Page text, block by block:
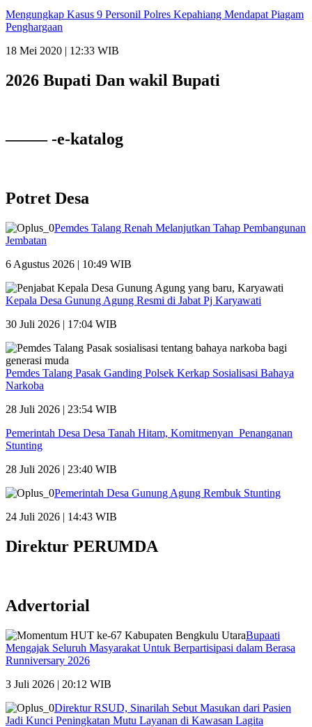
Mengungkap Kasus 9 Personil Polres Kepahiang Mendapat Piagam
Penghargaan
18 Mei 2020 | 12:33 WIB
2026 Bupati Dan wakil Bupati
——– -e-katalog
Potret Desa
Pemdes Talang Renah Melanjutkan Tahap Pembangunan
Jembatan
6 Agustus 2026 | 10:49 WIB
Kepala Desa Gunung Agung Resmi di Jabat Pj Karyawati
30 Juli 2026 | 17:04 WIB
Pemdes Talang Pasak Ganding Polsek Kerkap Sosialisasi Bahaya
Narkoba
28 Juli 2026 | 23:54 WIB
Pemerintah Desa Desa Tanah Hitam, Komitmenyan Penanganan
Stunting
28 Juli 2026 | 23:40 WIB
Pemerintah Desa Gunung Agung Rembuk Stunting
24 Juli 2026 | 14:43 WIB
Direktur PERUMDA
Advertorial
Bupaati
Mengajak Seluruh Masyarakat Untuk Berpartisipasi dalam Berasa
Runniversary 2026
3 Juli 2026 | 20:12 WIB
Direktur RSUD, Sinarilah Sebut Masukan dari Pasien
Jadi Kunci Peningkatan Mutu Layanan di Kawasan Lagita